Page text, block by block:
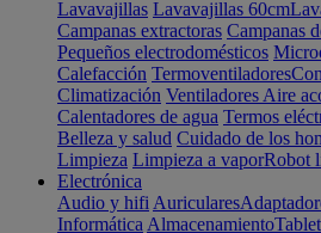
Lavavajillas Lavavajillas 60cm
Campanas extractoras Campanas
Pequeños electrodomésticos
Calefacción Termoventiladores
Climatización Ventiladores Aire
Calentadores de agua Termos
Belleza y salud Cuidado de los
Limpieza Limpieza a vaporRobot
Electrónica
Audio y hifi Auriculares
Informática Almacenamiento